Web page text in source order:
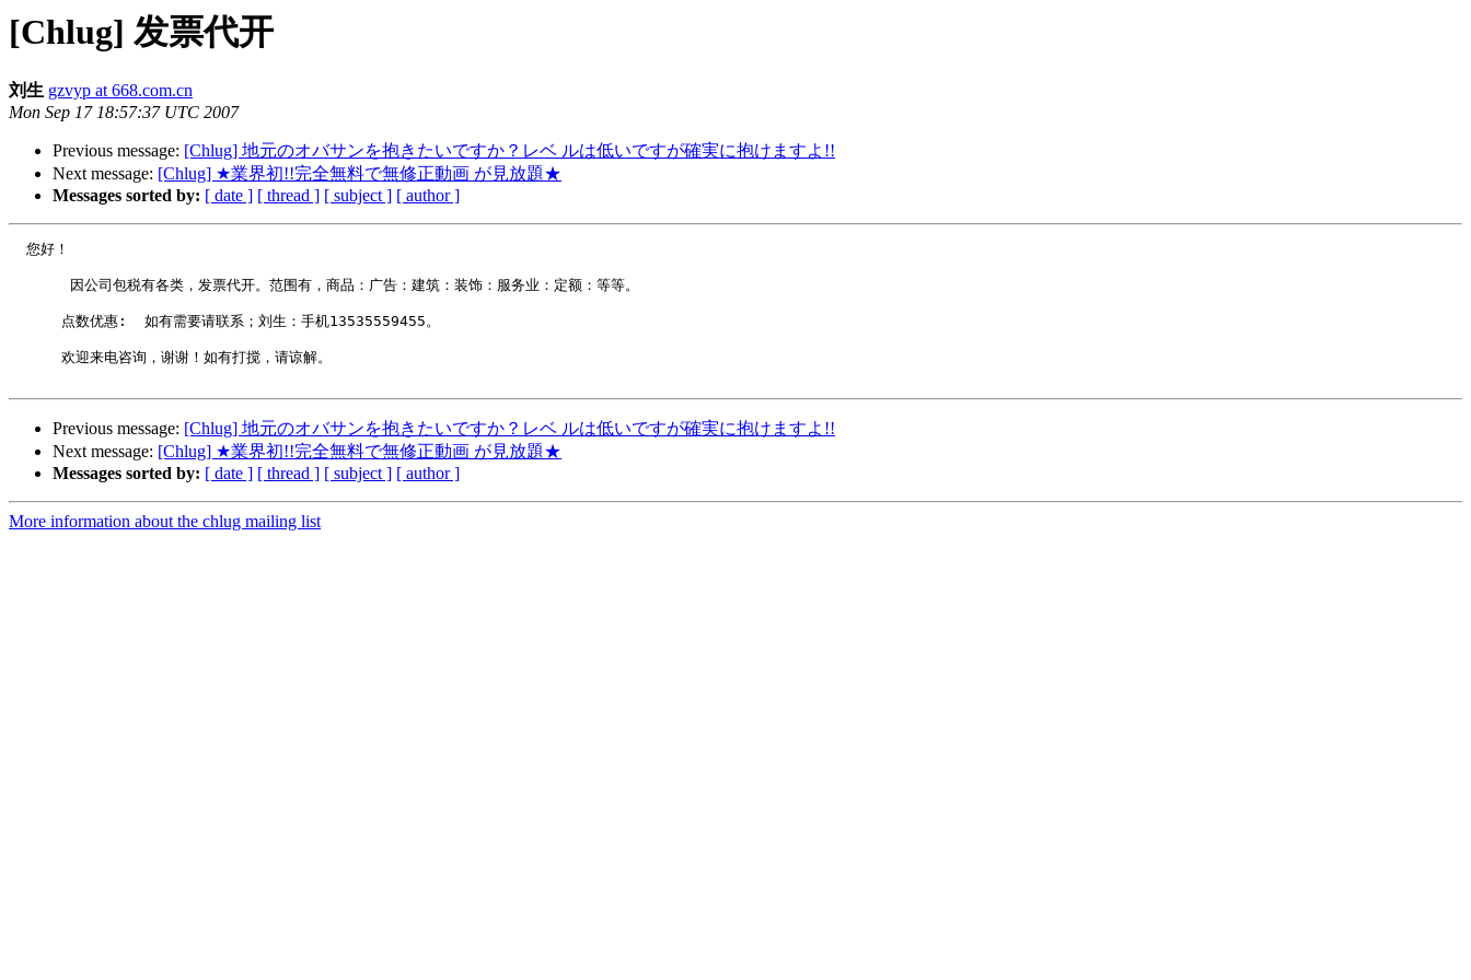
[Chlug] 发票代开
刘生 gzvyp at 668.com.cn
Mon Sep 17 18:57:37 UTC 2007
Previous message: [Chlug] 地元のオバサンを抱きたいですか？レベ ルは低いですが確実に抱けますよ!!
Next message: [Chlug] ★業界初!!完全無料で無修正動画 が見放題★
Messages sorted by: [ date ] [ thread ] [ subject ] [ author ]
  您好！
       因公司包税有各类，发票代开。范围有，商品：广告：建筑：装饰：服务业：定额：等等。
      点数优惠:  如有需要请联系；刘生：手机13535559455。
      欢迎来电咨询，谢谢！如有打搅，请谅解。
Previous message: [Chlug] 地元のオバサンを抱きたいですか？レベ ルは低いですが確実に抱けますよ!!
Next message: [Chlug] ★業界初!!完全無料で無修正動画 が見放題★
Messages sorted by: [ date ] [ thread ] [ subject ] [ author ]
More information about the chlug mailing list